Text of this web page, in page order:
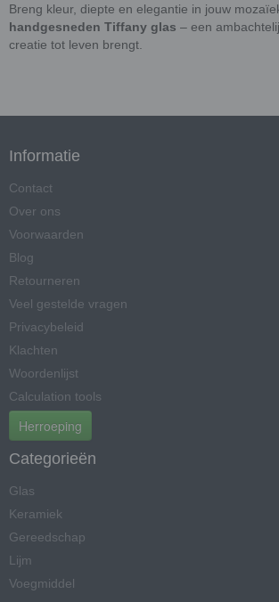
Breng kleur, diepte en elegantie in jouw
handgesneden Tiffany glas – een
creatie tot leven brengt.
Informatie
Contact
Over ons
Voorwaarden
Blog
Retourneren
Veel gestelde vragen
Privacybeleid
Klachten
Woordenlijst
Calculation tools
Herroeping
Categorieën
Glas
Keramiek
Gereedschap
Lijm
Voegmiddel